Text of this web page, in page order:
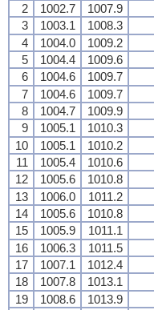
2
1002.7 1007.9
3
1003.1 1008.3
4
1004.0 1009.2
5
1004.4 1009.6
6
1004.6 1009.7
7
1004.6 1009.7
8
1004.7 1009.9
9
1005.1 1010.3
10
1005.1 1010.2
11
1005.4 1010.6
12
1005.6 1010.8
13
1006.0 1011.2
14
1005.6 1010.8
15
1005.9 1011.1
16
1006.3 1011.5
17
1007.1 1012.4
18
1007.8 1013.1
19
1008.6 1013.9